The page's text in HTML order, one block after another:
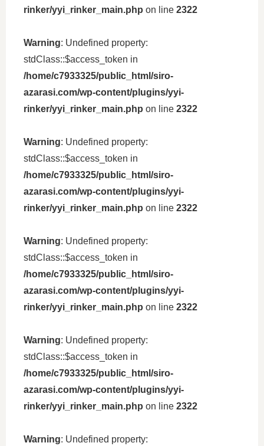
rinker/yyi_rinker_main.php on line 2322
Warning: Undefined property:
stdClass::$access_token in
/home/c7933325/public_html/siro-
azarasi.com/wp-content/plugins/yyi-
rinker/yyi_rinker_main.php on line 2322
Warning: Undefined property:
stdClass::$access_token in
/home/c7933325/public_html/siro-
azarasi.com/wp-content/plugins/yyi-
rinker/yyi_rinker_main.php on line 2322
Warning: Undefined property:
stdClass::$access_token in
/home/c7933325/public_html/siro-
azarasi.com/wp-content/plugins/yyi-
rinker/yyi_rinker_main.php on line 2322
Warning: Undefined property:
stdClass::$access_token in
/home/c7933325/public_html/siro-
azarasi.com/wp-content/plugins/yyi-
rinker/yyi_rinker_main.php on line 2322
Warning: Undefined property: